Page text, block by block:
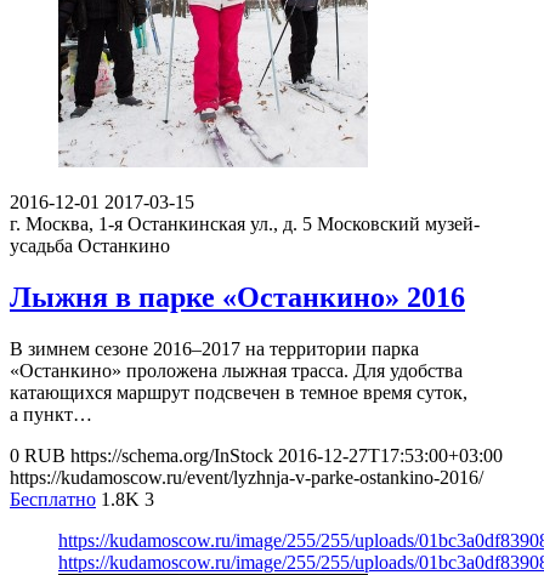
2016-12-01 2017-03-15
г. Москва, 1-я Останкинская ул., д. 5 Московский музей-
усадьба Останкино
Лыжня в парке «Останкино» 2016
В зимнем сезоне 2016–2017 на территории парка
«Останкино» проложена лыжная трасса. Для удобства
катающихся маршрут подсвечен в темное время суток,
а пункт…
0 RUB https://schema.org/InStock 2016-12-27T17:53:00+03:00
https://kudamoscow.ru/event/lyzhnja-v-parke-ostankino-2016/
Бесплатно 1.8K 3
https://kudamoscow.ru/image/255/255/uploads/
https://kudamoscow.ru/image/255/255/uploads/